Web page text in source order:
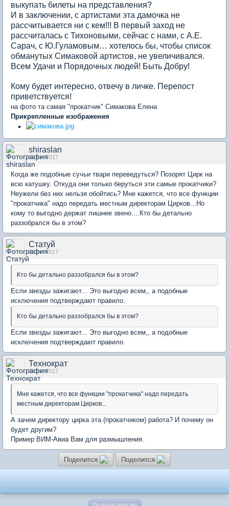
выкупать билеты на представления?
И в заключении, с артистами эта дамочка не
рассчитывается ни с кем!!! В первый заход не
рассчиталась с Тихоновыми, сейчас с нами, с А.Е.
Сарач, с Ю.Гуламовым… хотелось бы, чтобы список
обманутых Симаковой артистов, не увеличивался.
Всем Удачи и Порядочных людей! Быть Добру!
Кому будет интересно, отвечу в личке. Перепост
приветствуется!
на фото та самая "прокатчик" Симакова Елена
Прикрепленные изображения
shiraslan
02 окт 2017
Когда же подобные сучьи твари переведуться? Позорят Цирк на
всю катушку. Откуда они только беруться эти самые прокатчики? ​
Неужели без них нельзя обойтись? Мне кажется, что все функции
"прокатчика" надо передать местным директорам Цирков... ​Но
кому то выгодно держат лишнее звено.... ​Кто бы детально
раззобрался бы в этом?
Статуй
02 окт 2017
​Кто бы детально раззобрался бы в этом?
Если звезды зажигают... Это выгодно всем,, а подобные
исключения подтверждают правило.
​Кто бы детально раззобрался бы в этом?
Если звезды зажигают... Это выгодно всем,, а подобные
исключения подтверждают правило.
Технократ
02 окт 2017
Мне кажется, что все функции "прокатчика" надо передать
местным директорам Цирков...​
А зачем директору цирка эта (прокатчиком) работа? И почему он
будет другим?
Пример ВИМ-Авиа Вам для размышления.
Поделится Поделится